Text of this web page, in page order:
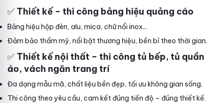
✅ Thiết kế – thi công bảng hiệu quảng cáo
Bảng hiệu hộp đèn, alu, mica, chữ nổi inox...
Đảm bảo thẩm mỹ, nổi bật thương hiệu, bền bỉ theo thời gian.
✅ Thiết kế nội thất – thi công tủ bếp, tủ quần
áo, vách ngăn trang trí
Đa dạng mẫu mã, chất liệu bền đẹp, tối ưu không gian sống.
Thi công theo yêu cầu, cam kết đúng tiến độ – đúng thiết kế.